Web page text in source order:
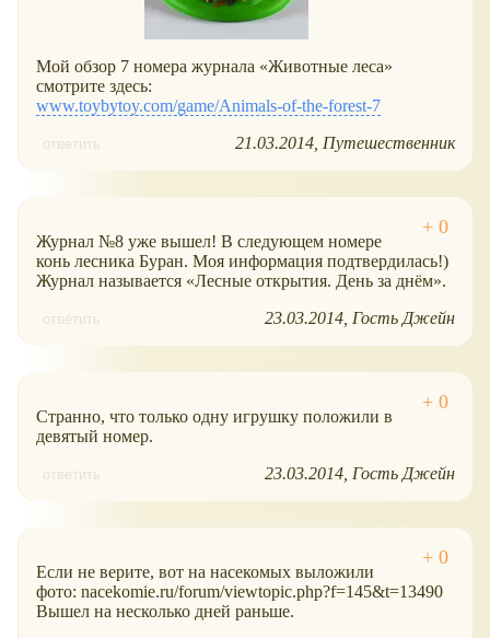
Мой обзор 7 номера журнала
Животные леса
смотрите здесь:
www.toybytoy.com/game/Animals-of-the-forest-7
ответить 21.03.2014 Путешественник
Журнал №8 уже вышел! В следующем номере
конь лесника Буран. Моя информация подтвердилась!)
Журнал называется
Лесные открытия. День за днём .
ответить 23.03.2014 Гость Джейн
Странно, что только одну игрушку положили в
девятый номер.
ответить 23.03.2014 Гость Джейн
Если не верите, вот на насекомых выложили
фото: nacekomie.ru/forum/viewtopic.php?f=145&t=13490
Вышел на несколько дней раньше.